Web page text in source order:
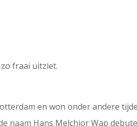
fraai uitziet.
en won onder andere
naam Hans Melchior Wap